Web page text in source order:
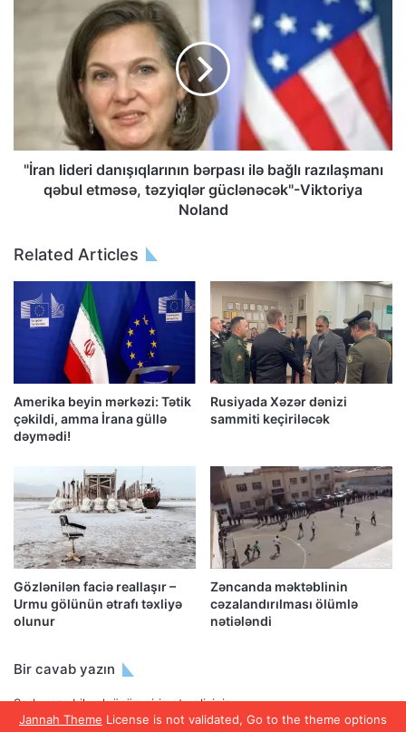
Jannah Theme License is not validated, Go to the theme options
"İran lideri danışıqlarının bərpası ilə bağlı razılaşmanı
qəbul etməsə, təzyiqlər güclənəcək"-Viktoriya
Noland
Related Articles
Amerika beyin mərkəzi: Tətik
çəkildi, amma İrana güllə
dəymədi!
Rusiyada Xəzər dənizi
sammiti keçiriləcək
Gözlənilən faciə reallaşır –
Urmu gölünün ətrafı təxliyə
olunur
Zəncanda məktəblinin
cəzalandırılması ölümlə
nətiələndi
Bir cavab yazın
Şərh yaza bilmək üçüngiriş etməlisiniz.